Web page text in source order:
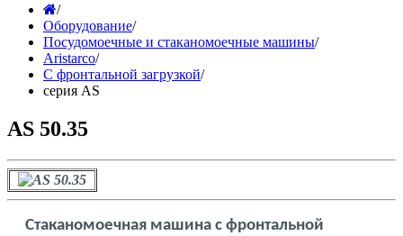
/
Оборудование/
Посудомоечные и стаканомоечные машины/
Aristarco/
С фронтальной загрузкой/
серия AS
AS 50.35
Стаканомоечная машина с фронтальной